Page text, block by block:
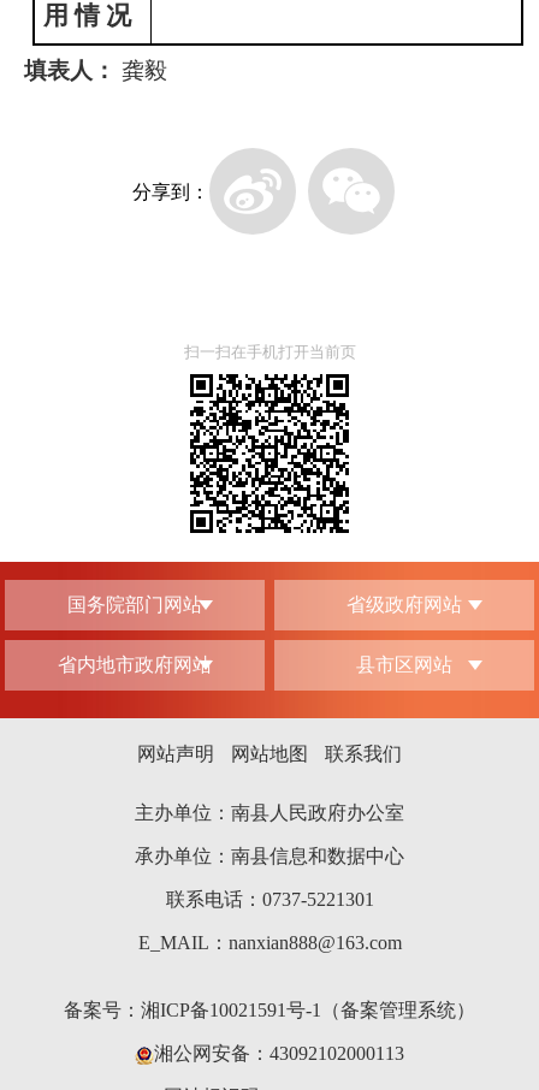
用 情 况
填表人： 龚毅
分享到：
扫一扫在手机打开当前页
国务院部门网站 省级政府网站
省内地市政府网站 县市区网站
网站声明 网站地图 联系我们
主办单位：南县人民政府办公室
承办单位：南县信息和数据中心
联系电话：0737-5221301
E_MAIL：nanxian888@163.com
备案号： 湘ICP备10021591号-1（备案管理系统）
湘公网安备：43092102000113